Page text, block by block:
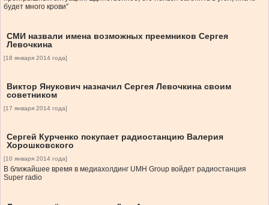
будет много крови”
СМИ назвали имена возможных преемников Сергея
Левочкина
[18 января 2014 года]
Виктор Янукович назначил Сергея Левочкина своим
советником
[17 января 2014 года]
Сергей Курченко покупает радиостанцию Валерия
Хорошковского
[10 января 2014 года]
В ближайшее время в медиахолдинг UMH Group войдет радиостанция
Super radio